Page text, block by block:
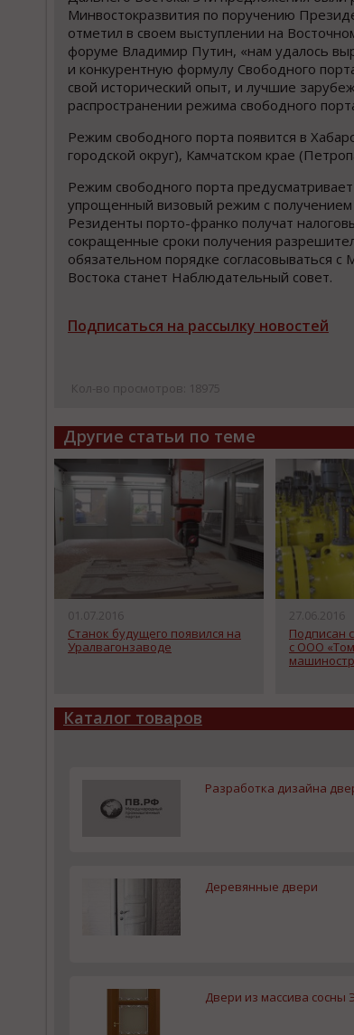
Минвостокразвития по поручению
отметил в своем выступлении на
форуме Владимир Путин, «нам удалось
и конкурентную формулу Свободного
свой исторический опыт, и лучшие
распространении режима свободного
Режим свободного порта появится в
городской округ), Камчатском крае
Режим свободного порта
упрощенный визовый режим с
Резиденты порто-франко получат
сокращенные сроки получения
обязательном порядке согласовываться
Востока станет Наблюдательный совет.
Подписаться на рассылку новостей
Кол-во просмотров: 18975
Другие статьи по теме
01.07.2016
Станок будущего появился на
Уралвагонзаводе
27.06.2016
Подписан
с ООО
Каталог товаров
Разработка дизайна
Деревянные двери
Двери из массива сосны